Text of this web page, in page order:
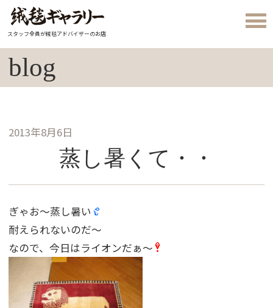
スタッフ全員が絨毯アドバイザーのお店
blog
2013年8月6日
蒸し暑くて・・
ぎゃお〜蒸し暑い
耐えられないのだ〜
なので、今日はライオンだぁ〜